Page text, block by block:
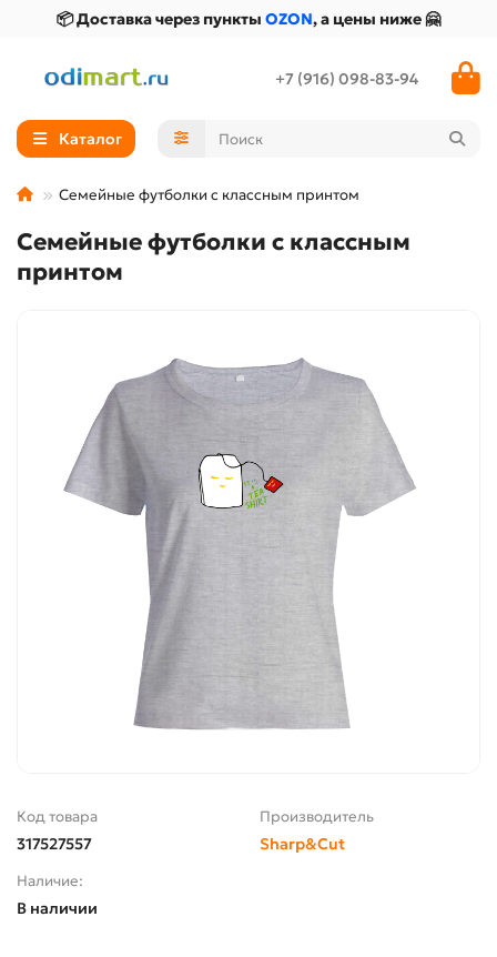
📦 Доставка через пункты OZON, а цены ниже 🤗
+7 (916) 098-83-94
Каталог
Семейные футболки с классным принтом
Семейные футболки с классным
принтом
Код товара
317527557
Производитель
Sharp&Cut
Наличие:
В наличии